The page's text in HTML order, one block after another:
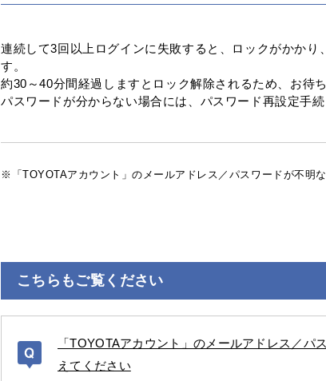
連続して3回以上ログインに失敗すると、ロックがかかり
す。
約30～40分間経過しますとロック解除されるため、お待
パスワードが分からない場合には、パスワード再設定手続
「TOYOTAアカウント」のメールアドレス／パスワードが不明な
こちらもご覧ください
「TOYOTAアカウント」のメールアドレス／
えてください